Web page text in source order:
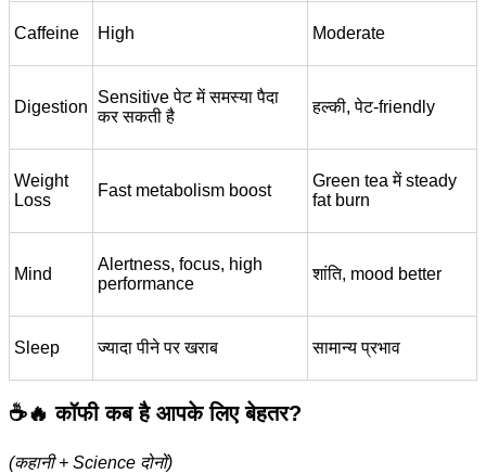
Caffeine High Moderate
Digestion
Sensitive पेट में समस्या पैदा
कर सकती है
हल्की, पेट-friendly
Weight
Loss
Fast metabolism boost
Green tea में steady
fat burn
Mind
Alertness, focus, high
performance
शांति, mood better
Sleep ज्यादा पीने पर खराब सामान्य प्रभाव
☕🔥कॉफी कब है आपके लिए बेहतर?
(कहानी + Science दोनों)